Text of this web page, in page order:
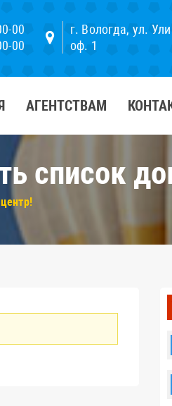
00
00
г. Вологда, ул.
оф. 1
АГЕНТСТВАМ
список